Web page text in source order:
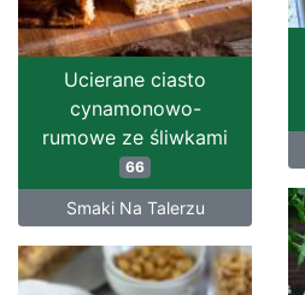
Ucierane ciasto
cynamonowo-
rumowe ze śliwkami
66
Smaki Na Talerzu